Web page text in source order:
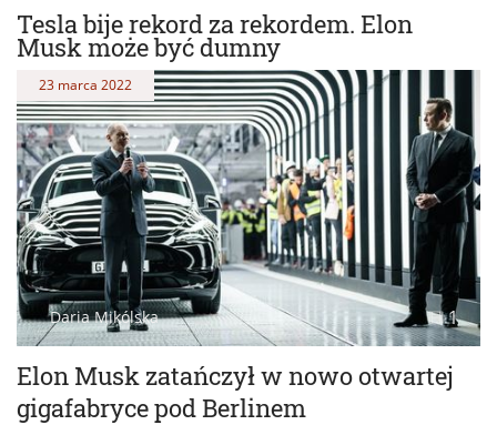
Tesla bije rekord za rekordem. Elon
Musk może być dumny
Elon Musk zatańczył w nowo otwartej
gigafabryce pod Berlinem
23 marca 2022
Daria Mikólska 1